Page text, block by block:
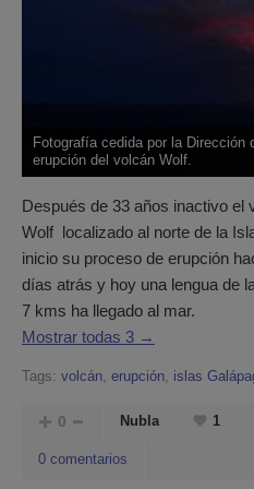
Fotografía cedida por la Dirección
erupción del volcán Wolf.
Después de 33 años inactivo el
Wolf localizado al norte de la
inicio su proceso de erupción
días atrás y hoy una lengua de
7 kms ha llegado al mar.
Mostrar todas 3 →
Tags: volcán, erupción, islas
0 Nubla 1
0 comentarios